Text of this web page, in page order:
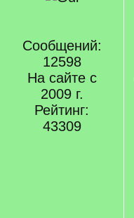
Сообщений:
12598
На сайте с
2009 г.
Рейтинг:
43309